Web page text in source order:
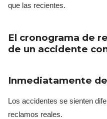
que las recientes.
El cronograma de
de un accidente
Inmediatamente
Los accidentes se sienten
reclamos reales.